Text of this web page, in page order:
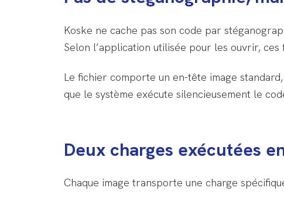
Koske ne cache pas son code par
Selon l’application utilisée pour les ouvrir,
Le fichier comporte un en-tête image
que le système exécute silencieusement le
Deux charges exécutées
Chaque image transporte une charge